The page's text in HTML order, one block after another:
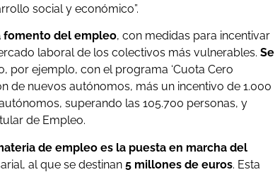
social y económico”.
fomento del empleo, con medidas para incentivar
laboral de los colectivos más vulnerables. Se
por ejemplo, con el programa ‘Cuota Cero
de nuevos autónomos, más un incentivo de 1.000
superando las 105.700 personas, y
de Empleo.
de empleo es la puesta en marcha del
al que se destinan 5 millones de euros. Esta